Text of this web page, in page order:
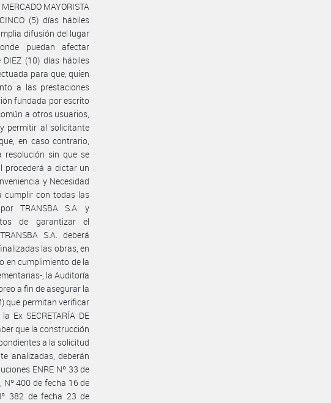
MAYORISTA
(5) días hábiles
difusión del lugar
puedan afectar
(10) días hábiles
para que, quien
a las prestaciones
fundada por escrito
a otros usuarios,
permitir al solicitante
en caso contrario,
resolución sin que se
procederá a dictar un
y Necesidad
cumplir con todas las
TRANSBA S.A. y
de garantizar el
S.A. deberá
las obras, en
en cumplimiento de la
, la Auditoría
a fin de asegurar la
que permitan verificar
Ex SECRETARÍA DE
que la construcción
a la solicitud
analizadas, deberán
ENRE Nº 33 de
400 de fecha 16 de
382 de fecha 23 de